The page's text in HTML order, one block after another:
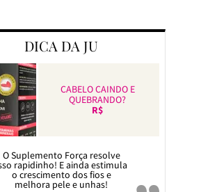
DICA DA JU
CABELO CAINDO E
QUEBRANDO?
R$
O Suplemento Força resolve
rapidinho! E ainda estimula
o crescimento dos fios e
melhora pele e unhas!